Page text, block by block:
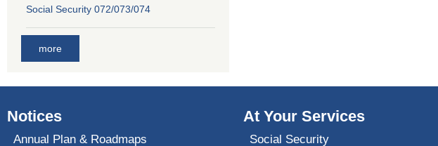
Social Security 072/073/074
more
Notices
Annual Plan & Roadmaps
At Your Services
Social Security